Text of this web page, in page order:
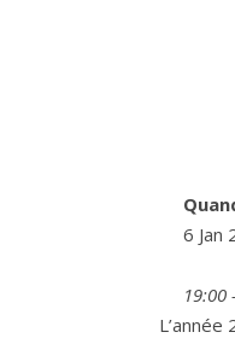
6 Jan
19:00